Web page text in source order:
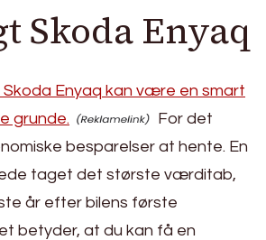
Skoda Enyaq
Enyaq kan være en smart
grunde.
For det
besparelser at hente. En
taget det største værditab,
år efter bilens første
betyder, at du kan få en